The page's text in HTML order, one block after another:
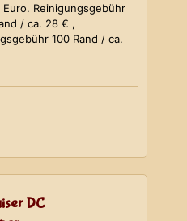
Euro. Reinigungsgebühr
/ ca. 28 € ,
100 Rand / ca.
DC